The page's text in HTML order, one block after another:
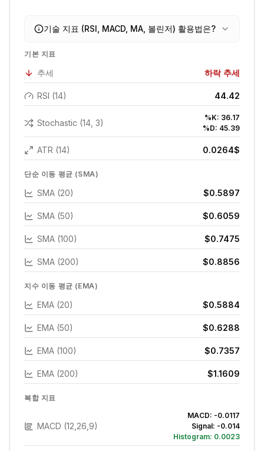
기술 지표 (RSI, MACD, MA, 볼린저) 활용법은?
기본 지표
추세 하락 추세
RSI (14) 44.42
Stochastic (14, 3)
%K: 36.17
%D: 45.39
ATR (14) 0.0264$
단순 이동 평균 (SMA)
SMA (20) $0.5897
SMA (50) $0.6059
SMA (100) $0.7475
SMA (200) $0.8856
지수 이동 평균 (EMA)
EMA (20) $0.5884
EMA (50) $0.6288
EMA (100) $0.7357
EMA (200) $1.1609
복합 지표
MACD (12,26,9)
MACD: -0.0117
Signal: -0.014
Histogram: 0.0023